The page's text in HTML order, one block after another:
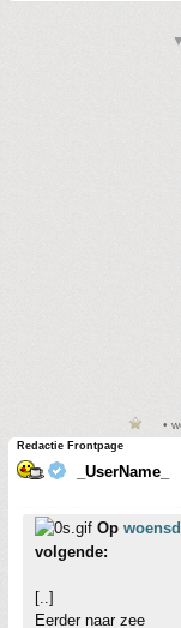
•
Redactie Frontpage
_UserName_
Op
volgende:
[..]
Eerder naar zee